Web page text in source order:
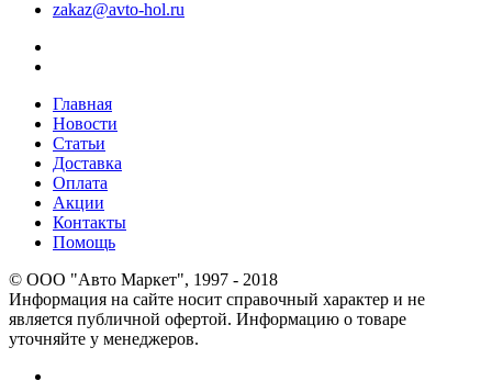
zakaz@avto-hol.ru
Главная
Новости
Статьи
Доставка
Оплата
Акции
Контакты
Помощь
© OOO "Авто Маркет", 1997 - 2018
Информация на сайте носит справочный характер и не
является публичной офертой. Информацию о товаре
уточняйте у менеджеров.